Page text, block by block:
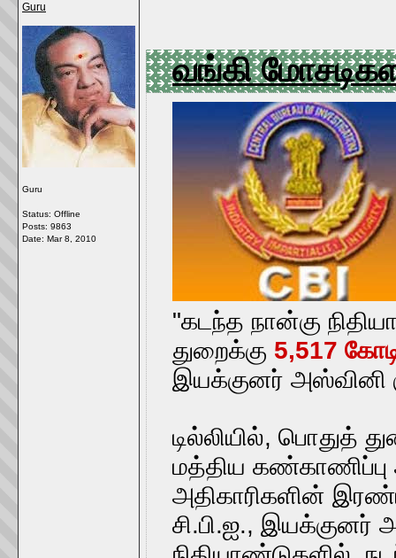
Guru
Guru
Status: Offline
Posts: 9863
Date: Mar 8, 2010
வங்கி
"கடந்த நான்கு
துறைக்கு 5,517
இயக்குனர் அஸ்வினி
டில்லியில், பொதுத்
மத்திய கண்காணிப்பு
அதிகாரிகளின்
சி.பி.ஐ., இயக்குனர்